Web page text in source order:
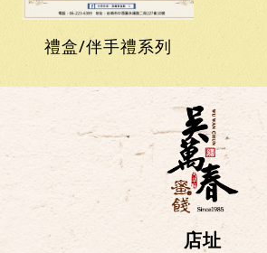
禮盒/伴手禮系列
店址